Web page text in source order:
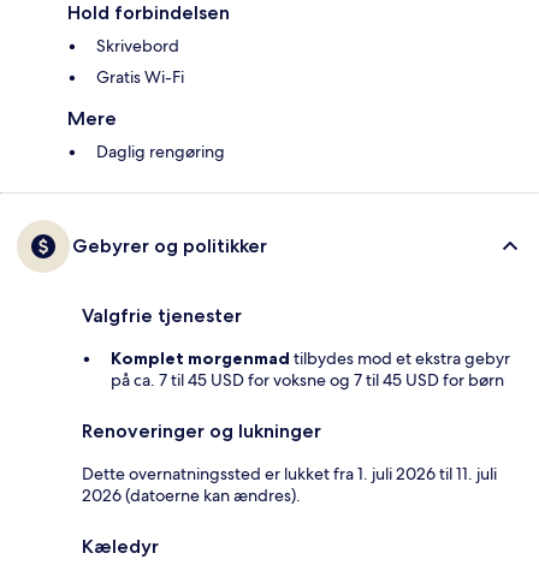
Hold forbindelsen
Skrivebord
Gratis Wi-Fi
Mere
Daglig rengøring
Gebyrer og politikker
Valgfrie tjenester
Komplet morgenmad tilbydes mod et ekstra gebyr
på ca. 7 til 45 USD for voksne og 7 til 45 USD for børn
Renoveringer og lukninger
Dette overnatningssted er lukket fra 1. juli 2026 til 11. juli
2026 (datoerne kan ændres).
Kæledyr